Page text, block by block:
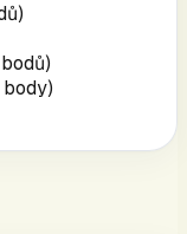
)
bodů)
body)